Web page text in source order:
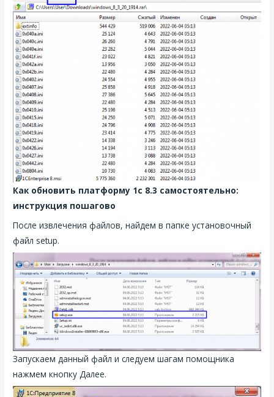
Как обновить платформу 1с 8.3 самостоятельно:
инструкция пошагово
После извлечения файлов, найдем в папке установочный
файл setup.
Запускаем данный файл и следуем шагам помощника
нажмем кнопку Далее.